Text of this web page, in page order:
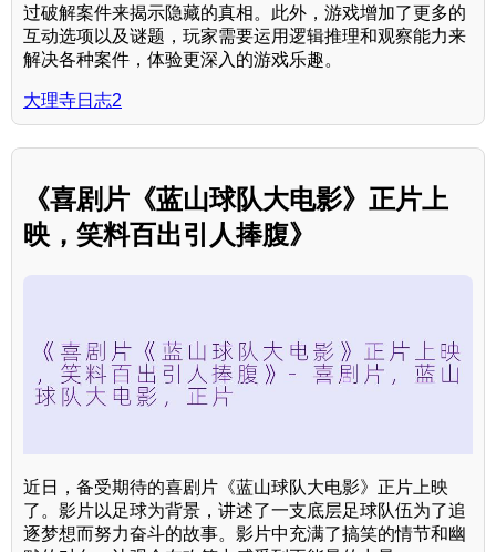
过破解案件来揭示隐藏的真相。此外，游戏增加了更多的
互动选项以及谜题，玩家需要运用逻辑推理和观察能力来
解决各种案件，体验更深入的游戏乐趣。
大理寺日志2
《喜剧片《蓝山球队大电影》正片上
映，笑料百出引人捧腹》
近日，备受期待的喜剧片《蓝山球队大电影》正片上映
了。影片以足球为背景，讲述了一支底层足球队伍为了追
逐梦想而努力奋斗的故事。影片中充满了搞笑的情节和幽